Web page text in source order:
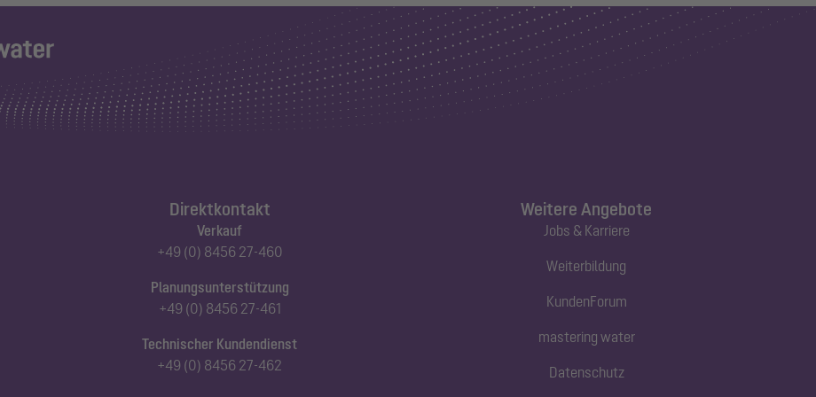
Direktkontakt
Verkauf
+49 (0) 8456 27-460
Planungsunterstützung
+49 (0) 8456 27-461
Technischer Kundendienst
+49 (0) 8456 27-462
Weitere Angebote
Jobs & Karriere
Weiterbildung
KundenForum
mastering water
Datenschutz